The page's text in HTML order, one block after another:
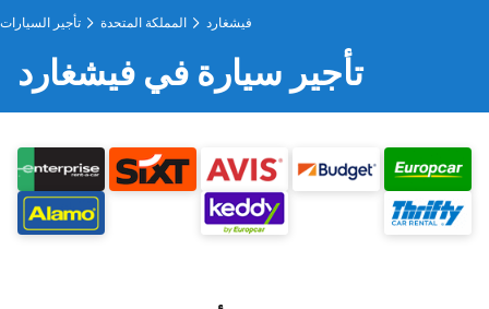
تأجير السيارات المملكة المتحدة فيشغارد
تأجير سيارة في فيشغارد